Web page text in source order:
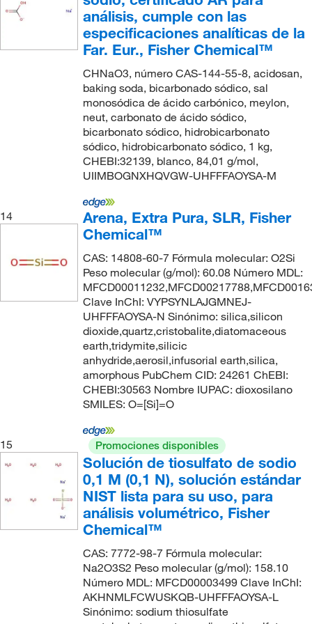
análisis, cumple con las
especificaciones analíticas de la
Far. Eur., Fisher Chemical™
CHNaO3, número CAS-144-55-8, acidosan,
baking soda, bicarbonado sódico, sal
monosódica de ácido carbónico, meylon,
neut, carbonato de ácido sódico,
bicarbonato sódico, hidrobicarbonato
sódico, hidrobicarbonato sódico, 1 kg,
CHEBI:32139, blanco, 84,01 g/mol,
UIIMBOGNXHQVGW-UHFFFAOYSA-M
14
Arena, Extra Pura, SLR, Fisher
Chemical™
CAS: 14808-60-7 Fórmula molecular: O2Si
Peso molecular (g/mol): 60.08 Número MDL:
Clave InChI: VYPSYNLAJGMNEJ-
UHFFFAOYSA-N Sinónimo: silica,silicon
dioxide,quartz,cristobalite,diatomaceous
earth,tridymite,silicic
anhydride,aerosil,infusorial earth,silica,
amorphous PubChem CID: 24261 ChEBI:
CHEBI:30563 Nombre IUPAC: dioxosilano
SMILES: O=[Si]=O
15 Promociones disponibles
Solución de tiosulfato de sodio
0,1 M (0,1 N), solución estándar
NIST lista para su uso, para
análisis volumétrico, Fisher
Chemical™
CAS: 7772-98-7 Fórmula molecular:
Na2O3S2 Peso molecular (g/mol): 158.10
Número MDL: MFCD00003499 Clave InChI:
AKHNMLFCWUSKQB-UHFFFAOYSA-L
Sinónimo: sodium thiosulfate